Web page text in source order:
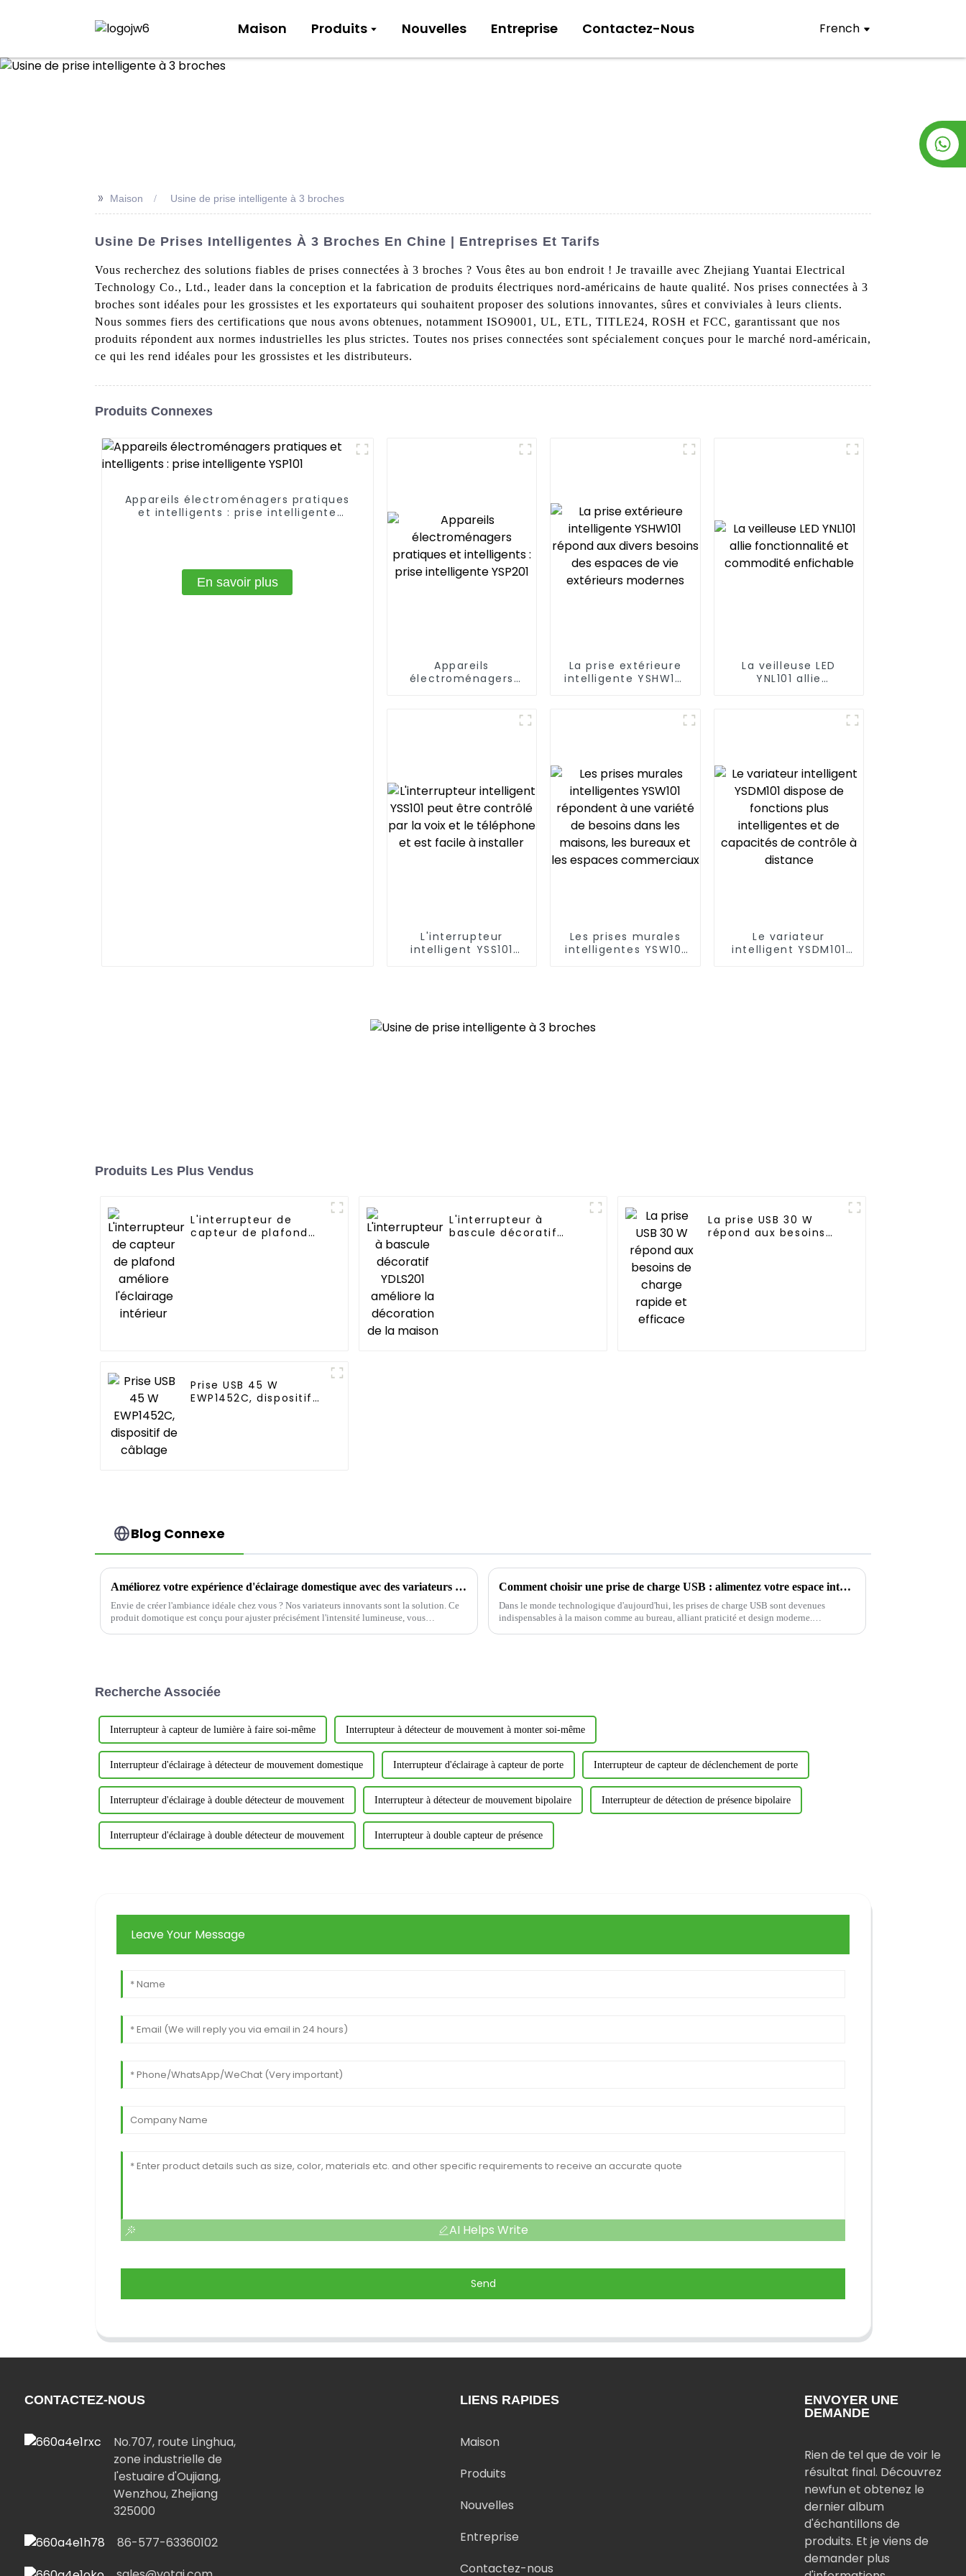
Maison Produits Nouvelles Entreprise Contactez-Nous French
>> Maison Usine de prise intelligente à 3 broches
Usine De Prises Intelligentes À 3 Broches En Chine | Entreprises Et Tarifs
Vous recherchez des solutions fiables de prises connectées à 3 broches ? Vous êtes au bon endroit ! Je travaille avec Zhejiang Yuantai Electrical
Technology Co., Ltd., leader dans la conception et la fabrication de produits électriques nord-américains de haute qualité. Nos prises connectées à 3
broches sont idéales pour les grossistes et les exportateurs qui souhaitent proposer des solutions innovantes, sûres et conviviales à leurs clients.
Nous sommes fiers des certifications que nous avons obtenues, notamment ISO9001, UL, ETL, TITLE24, ROSH et FCC, garantissant que nos
produits répondent aux normes industrielles les plus strictes. Toutes nos prises connectées sont spécialement conçues pour le marché nord-américain,
ce qui les rend idéales pour les grossistes et les distributeurs.
Produits Connexes
Appareils électroménagers pratiques
et intelligents : prise intelligente
En savoir plus
Appareils
électroménagers
La prise extérieure
intelligente YSHW101
La veilleuse LED
YNL101 allie
L'interrupteur
intelligent YSS101
Les prises murales
intelligentes YSW101
commerciaux
Le variateur
intelligent YSDM101
Produits Les Plus Vendus
L'interrupteur de
capteur de plafond
L'interrupteur à
bascule décoratif
La prise USB 30 W
répond aux besoins
Prise USB 45 W
EWP1452C, dispositif
Blog Connexe
Améliorez votre expérience d'éclairage domestique avec des variateurs d'intensité
Envie de créer l'ambiance idéale chez vous ? Nos variateurs innovants sont la solution. Ce
produit domotique est conçu pour ajuster précisément l'intensité lumineuse, vous
Comment choisir une prise de charge USB : alimentez votre espace intelligemment-1
Dans le monde technologique d'aujourd'hui, les prises de charge USB sont devenues
indispensables à la maison comme au bureau, alliant praticité et design moderne.
Recherche Associée
Interrupteur à capteur de lumière à faire soi-même Interrupteur à détecteur de mouvement à monter soi-même
Interrupteur d'éclairage à détecteur de mouvement domestique Interrupteur d'éclairage à capteur de porte Interrupteur de capteur de déclenchement de porte
Interrupteur d'éclairage à double détecteur de mouvement Interrupteur à détecteur de mouvement bipolaire Interrupteur de détection de présence bipolaire
Interrupteur d'éclairage à double détecteur de mouvement Interrupteur à double capteur de présence
Leave Your Message
AI Helps Write
Send
CONTACTEZ-NOUS
No.707, route Linghua,
zone industrielle de
l'estuaire d'Oujiang,
Wenzhou, Zhejiang
325000
86-577-63360102
LIENS RAPIDES
Maison
Produits
Nouvelles
Entreprise
Contactez-nous
ENVOYER UNE
DEMANDE
Rien de tel que de voir le
résultat final. Découvrez
newfun et obtenez le
dernier album
d'échantillons de
produits. Et je viens de
demander plus